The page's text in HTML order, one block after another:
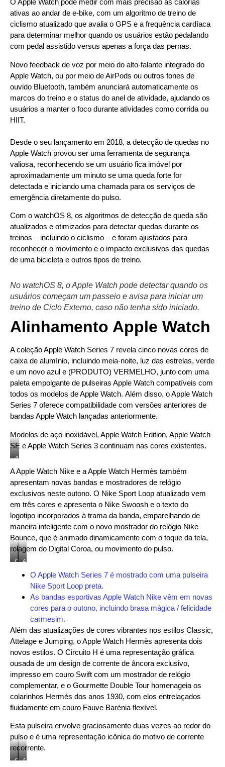
O Apple Watch pode medir com mais precisão as calorias
ativas ao andar de e-bike, com um algoritmo de treino de
ciclismo atualizado que avalia o GPS e a frequência cardíaca
para determinar melhor quando os usuários estão pedalando
com pedal assistido versus apenas a força das pernas.
Novo feedback de voz por meio do alto-falante integrado do
Apple Watch, ou por meio de AirPods ou outros fones de
ouvido Bluetooth, também anunciará automaticamente os
marcos do treino e o status do anel de atividade, ajudando os
usuários a manter o foco durante atividades como corrida ou
HIIT.
Desde o seu lançamento em 2018, a detecção de quedas no
Apple Watch provou ser uma ferramenta de segurança
valiosa, reconhecendo se um usuário fica imóvel por
aproximadamente um minuto se uma queda forte for
detectada e iniciando uma chamada para os serviços de
emergência diretamente do pulso.
Com o watchOS 8, os algoritmos de detecção de queda são
atualizados e otimizados para detectar quedas durante os
treinos – incluindo o ciclismo – e foram ajustados para
reconhecer o movimento e o impacto exclusivos das quedas
de uma bicicleta e outros tipos de treino.
No watchOS 8, o Apple Watch pode detectar quando os
usuários começam um passeio e avisa para iniciar um
treino de Ciclo Externo, caso não tenha sido iniciado.
Alinhamento Apple Watch
A coleção Apple Watch Series 7 revela cinco novas cores de
caixa de alumínio, incluindo meia-noite, luz das estrelas, verde
e um novo azul e (PRODUTO) VERMELHO, junto com uma
paleta empolgante de pulseiras Apple Watch compatíveis com
todos os modelos de Apple Watch. Além disso, o Apple Watch
Series 7 oferece compatibilidade com versões anteriores de
bandas Apple Watch lançadas anteriormente.
Modelos de aço inoxidável, Apple Watch Edition, Apple Watch
SE e Apple Watch Series 3 continuam nas cores existentes.
Apple
Series
7
em
prata,
grafite
e
inoxidável
dourado.
A Apple Watch Nike e a Apple Watch Hermès também
apresentam novas bandas e mostradores de relógio
exclusivos neste outono. O Nike Sport Loop atualizado vem
em três cores e apresenta o Nike Swoosh e o texto do
logotipo incorporados à trama da banda, emparelhando de
maneira inteligente com o novo mostrador do relógio Nike
Bounce, que é animado dinamicamente com o toque da tela,
rolagem do Digital Coroa, ou movimento do pulso.
O
Sport
atualizado
apresenta
Swoosh
e
o
texto
logotipo
incorporados
trama
da
pulseira
emparelha-
se
com
o
novo
mostrador
As
esportivas
Apple
Watch
Nike
vêm
em
novas
cores
para
o
incluindo
brasa
mágica
/
felicidade
carmesim.
O Apple Watch Series 7 é mostrado com uma pulseira
Nike Sport Loop preta.
As bandas esportivas Apple Watch Nike vêm em novas
cores para o outono, incluindo brasa mágica / felicidade
carmesim.
Além das atualizações de cores vibrantes nos estilos Classic,
Attelage e Jumping, o Apple Watch Hermès apresenta dois
novos estilos. O Circuito H é uma representação gráfica
ousada de um design de corrente de âncora exclusivo,
impresso em couro Swift com um mostrador de relógio
complementar, e o Gourmette Double Tour homenageia os
colarinhos Hermès dos anos 1930, com elos entrelaçados
fluidamente em couro Fauve Barénia flexível.
Esta pulseira envolve graciosamente duas vezes ao redor do
pulso e é uma representação icônica do motivo de corrente
recorrente.
O A